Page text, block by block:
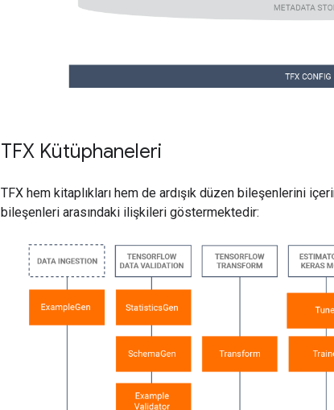
TFX Kütüphaneleri
TFX hem kitaplıkları hem de ardışık düzen bileşenlerini
bileşenleri arasındaki ilişkileri göstermektedir: